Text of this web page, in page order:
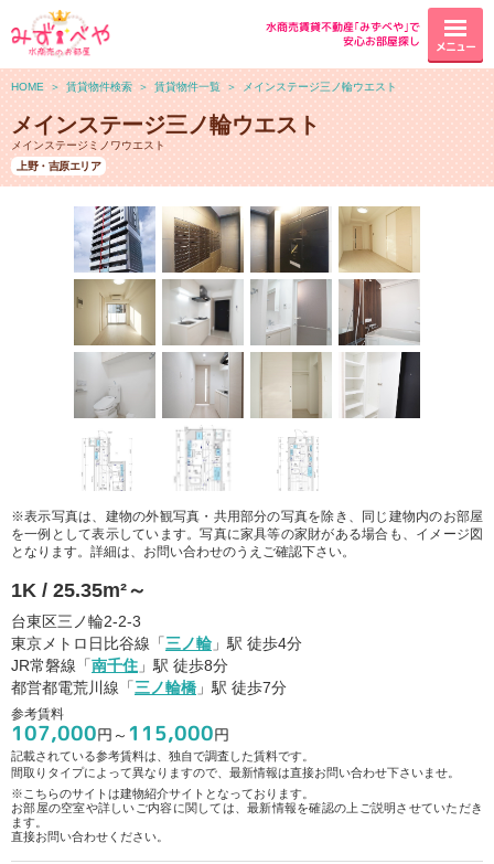
水商売賃貸不動産｢みずべや｣で
安心お部屋探し
メニュー
HOME ＞ 賃貸物件検索 ＞ 賃貸物件一覧 ＞ メインステージ三ノ輪ウエスト
メインステージ三ノ輪ウエスト
メインステージミノワウエスト
上野・吉原エリア
※表示写真は、建物の外観写真・共用部分の写真を除き、同じ建物内のお部屋
を一例として表示しています。写真に家具等の家財がある場合も、イメージ図
となります。詳細は、お問い合わせのうえご確認下さい。
1K / 25.35m²～
台東区三ノ輪2-2-3
東京メトロ日比谷線「三ノ輪 」駅 徒歩4分
JR常磐線「南千住 」駅 徒歩8分
都営都電荒川線「三ノ輪橋 」駅 徒歩7分
参考賃料
107,000円～ 115,000円
記載されている参考賃料は、独自で調査した賃料です。
間取りタイプによって異なりますので、最新情報は直接お問い合わせ下さいませ。
※こちらのサイトは建物紹介サイトとなっております。
お部屋の空室や詳しいご内容に関しては、最新情報を確認の上ご説明させていただき
ます。
直接お問い合わせください。